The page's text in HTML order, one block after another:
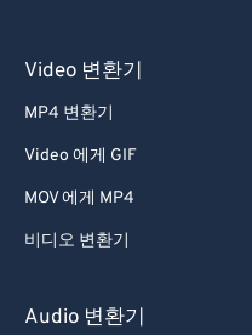
Video 변환기
MP4 변환기
Video 에게 GIF
MOV 에게 MP4
비디오 변환기
Audio 변환기